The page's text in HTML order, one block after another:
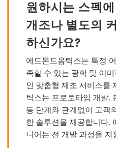
원하시는 스펙
개조나 별도의
하신가요?
에드몬드옵틱스는 특정
족할 수 있는 광학 및 이
인 맞춤형 제조 서비스를
틱스는 프로토타입 개발,
등 단계와 관계없이 고객
한 솔루션을 제공합니다.
니어는 전 개발 과정을 지